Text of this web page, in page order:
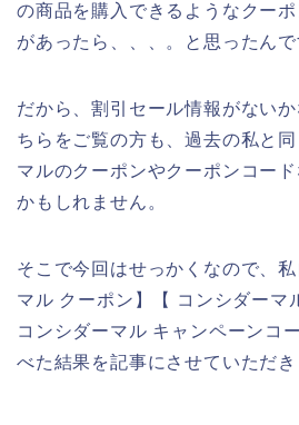
の商品を購入できるようなクー
があったら、、、。と思ったんで
だから、割引セール情報がない
ちらをご覧の方も、過去の私と
マルのクーポンやクーポンコー
かもしれません。
そこで今回はせっかくなので、
マル クーポン】【 コンシダーマ
コンシダーマル キャンペーンコ
べた結果を記事にさせていただき